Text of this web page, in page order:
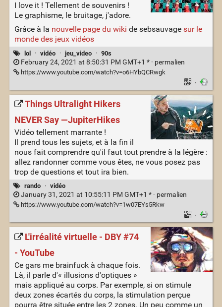
I love it ! Tellement de souvenirs !
Le graphisme, le bruitage, j'adore.
Grâce à la nouvelle page du wiki de sebsauvage sur le
monde des jeux vidéos
lol · vidéo · jeu_video · 90s
February 24, 2021 at 8:50:31 PM GMT+1 * · permalien
https://www.youtube.com/watch?v=o6HYbQCRwgk
·
Things Ultralight Hikers
NEVER Say —JupiterHikes
Vidéo tellement marrante !
Il prend tous les sujets, et à la fin il
nous fait comprendre qu'il faut tout prendre à la légère :
allez randonner comme vous êtes, ne vous posez pas
trop de questions et tout ira bien.
rando · vidéo
January 31, 2021 at 10:55:11 PM GMT+1 * · permalien
https://www.youtube.com/watch?v=1w07EYs5Rkw
·
L'irréalité virtuelle - DBY #74
- YouTube
Ce gars me brainfuck à chaque fois.
Là, il parle d'« illusions d'optiques »
mais appliqué au corps. Par exemple, si on stimule
deux zones écartés du corps, la stimulation perçue
pourra être située entre les 2 zones. Un peu comme un